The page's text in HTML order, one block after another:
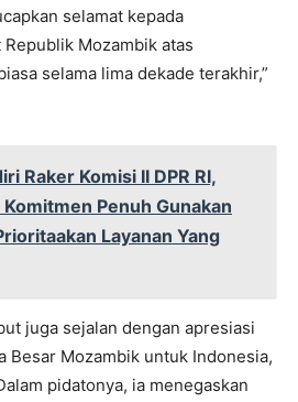
selamat kepada
Mozambik atas
selama lima dekade terakhir,”
Raker Komisi II DPR RI,
Penuh Gunakan
Layanan Yang
juga sejalan dengan apresiasi
Besar Mozambik untuk Indonesia,
pidatonya, ia menegaskan